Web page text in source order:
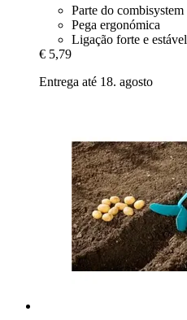
Parte do combisystem
Pega ergonómica
Ligação forte e estável
€ 5,79
Entrega até 18. agosto